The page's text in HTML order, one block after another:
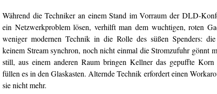
Während die Techniker an einem Stand im Vorraum der DLD-
ein Netzwerkproblem lösen, verhilft man dem wuchtigen, roten
weniger modernen Technik in die Rolle des süßen Spenders:
keinem Stream synchron, noch nicht einmal die Stromzufuhr gönnt
still, aus einem anderen Raum bringen Kellner das gepuffte
füllen es in den Glaskasten. Alternde Technik erfordert einen
sie nicht mehr.